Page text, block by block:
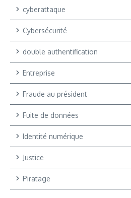
cyberattaque
Cybersécurité
double authentification
Entreprise
Fraude au président
Fuite de données
Identité numérique
Justice
Piratage